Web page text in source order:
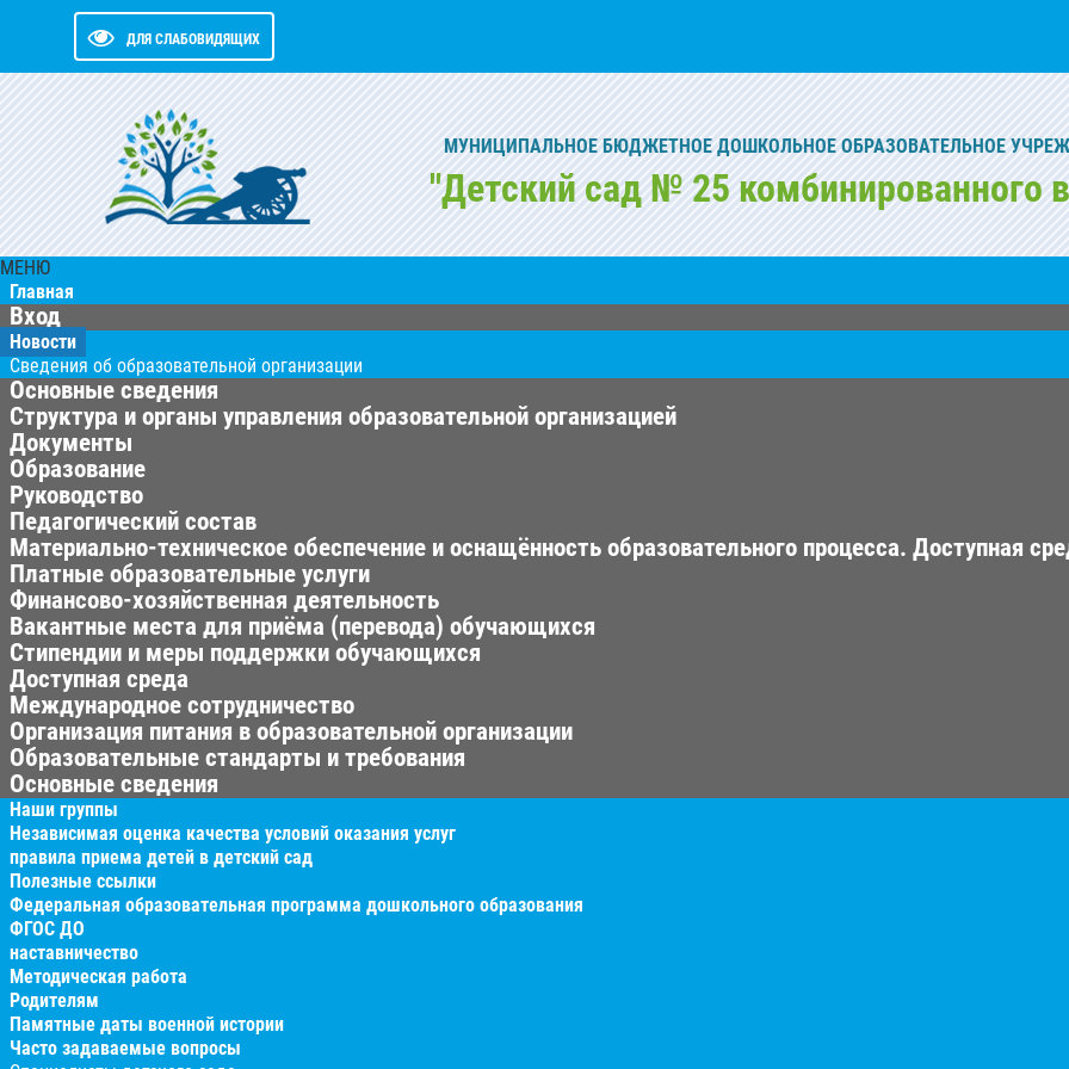
ДЛЯ СЛАБОВИДЯЩИХ
МУНИЦИПАЛЬНОЕ БЮДЖЕТНОЕ ДОШКОЛЬНОЕ ОБРАЗОВАТЕЛЬНОЕ
"Детский сад № 25 комбинированного
МЕНЮ
Главная
Вход
Новости
Сведения об образовательной организации
Основные сведения
Структура и органы управления образовательной организацией
Документы
Образование
Руководство
Педагогический состав
Материально-техническое обеспечение и оснащённость образовательного процесса. Доступная
Платные образовательные услуги
Финансово-хозяйственная деятельность
Вакантные места для приёма (перевода) обучающихся
Стипендии и меры поддержки обучающихся
Доступная среда
Международное сотрудничество
Организация питания в образовательной организации
Образовательные стандарты и требования
Основные сведения
Наши группы
Независимая оценка качества условий оказания услуг
правила приема детей в детский сад
Полезные ссылки
Федеральная образовательная программа дошкольного образования
ФГОС ДО
наставничество
Методическая работа
Родителям
Памятные даты военной истории
Часто задаваемые вопросы